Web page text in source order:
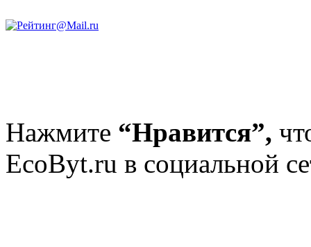
Нажмите “Нравится”,
EcoByt.ru в социальной